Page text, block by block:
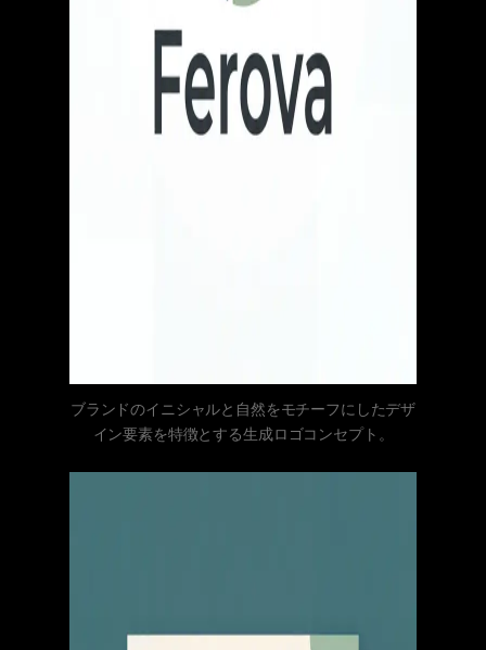
ブランドのイニシャルと自然をモチーフにしたデザ
イン要素を特徴とする生成ロゴコンセプト。